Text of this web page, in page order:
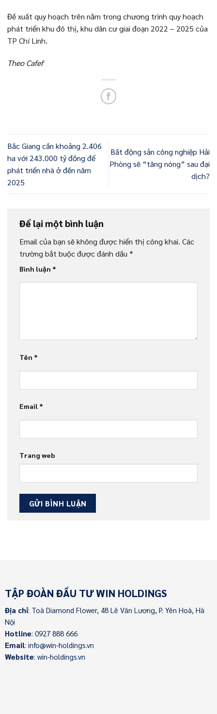
Đề xuất quy hoạch trên nằm trong chương trình quy hoạch
phát triển khu đô thị, khu dân cư giai đoạn 2022 – 2025 của
TP Chí Linh.
Theo Cafef
Bắc Giang cần khoảng 2.406
ha với 243.000 tỷ đồng để
phát triển nhà ở đến năm
2025
Bất động sản công nghiệp Hải
Phòng sẽ “tăng nóng” sau đại
dịch?
Để lại một bình luận
Email của bạn sẽ không được hiển thị công khai. Các
trường bắt buộc được đánh dấu *
Bình luận *
Tên *
Email *
Trang web
TẬP ĐOÀN ĐẦU TƯ WIN HOLDINGS
Địa chỉ: Toà Diamond Flower, 48 Lê Văn Lương, P. Yên Hoà, Hà
Nội
Hotline: 0927 888 666
Email: info@win-holdings.vn
Website: win-holdings.vn